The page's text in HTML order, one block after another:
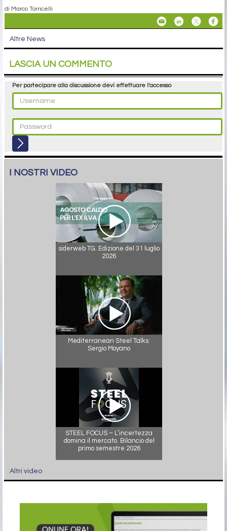
di Marco Torricelli
Altre News
LASCIA UN COMMENTO
Per partecipare alla discussione devi effettuare l'accesso
I NOSTRI VIDEO
siderweb TG. Edizione del 31 luglio
2026
Mediterranean Steel Talks:
Sergio Moyano
STEEL FOCUS – L’incertezza
domina il mercato. Bilancio del
primo semestre 2026
Altri video